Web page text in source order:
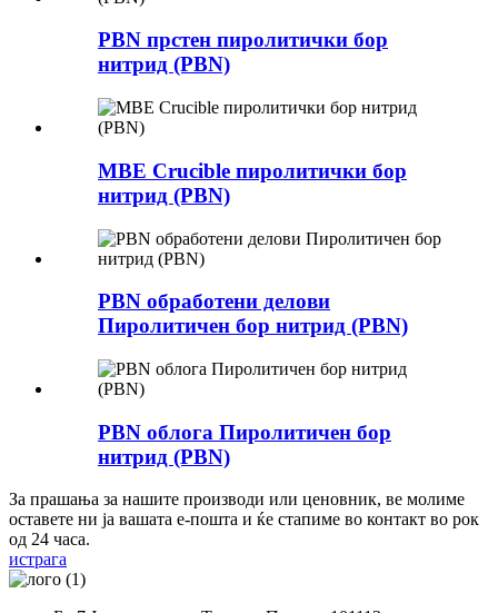
PBN прстен пиролитички бор
нитрид (PBN)
MBE Crucible пиролитички бор
нитрид (PBN)
PBN обработени делови
Пиролитичен бор нитрид (PBN)
PBN облога Пиролитичен бор
нитрид (PBN)
За прашања за нашите производи или ценовник, ве молиме
оставете ни ја вашата е-пошта и ќе стапиме во контакт во рок
од 24 часа.
истрага